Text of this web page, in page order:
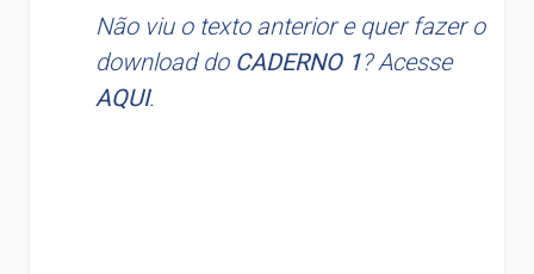
Não viu o texto anterior e quer fazer o
download do CADERNO 1? Acesse
AQUI.